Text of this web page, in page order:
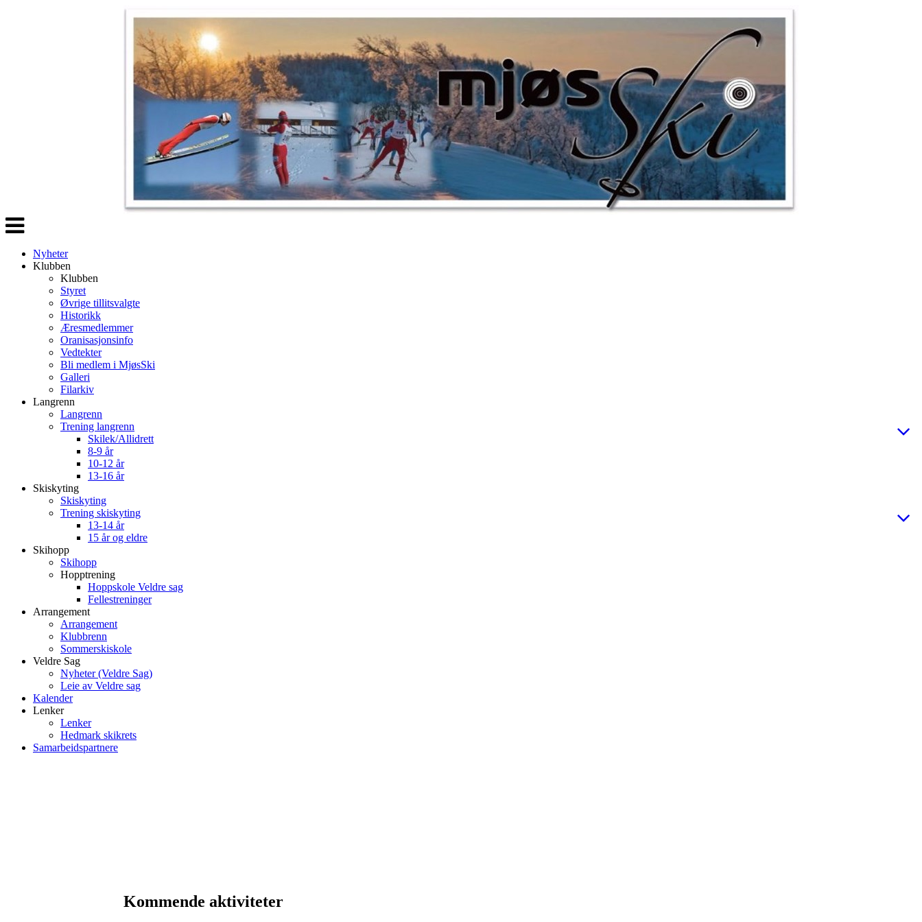
Veksle
navigasjon
Nyheter
Klubben
Klubben
Styret
Øvrige tillitsvalgte
Historikk
Æresmedlemmer
Oranisasjonsinfo
Vedtekter
Bli medlem i MjøsSki
Galleri
Filarkiv
Langrenn
Langrenn
Trening langrenn
Skilek/Allidrett
8-9 år
10-12 år
13-16 år
Skiskyting
Skiskyting
Trening skiskyting
13-14 år
15 år og eldre
Skihopp
Skihopp
Hopptrening
Hoppskole Veldre sag
Fellestreninger
Arrangement
Arrangement
Klubbrenn
Sommerskiskole
Veldre Sag
Nyheter (Veldre Sag)
Leie av Veldre sag
Kalender
Lenker
Lenker
Hedmark skikrets
Samarbeidspartnere
Kommende aktiviteter